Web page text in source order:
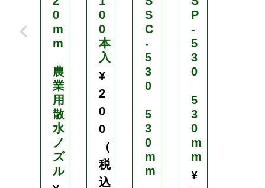
0
m
m
農
業
用
散
水
ノ
ズ
ル
0
0
本
入
¥
2
0
0
（
税
込
S
C
-
5
3
0
5
3
0
m
m
P
-
5
3
0
5
3
0
m
m
¥